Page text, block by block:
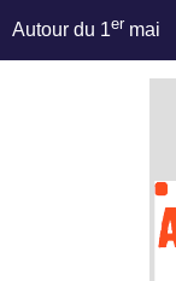
Autour du 1er mai